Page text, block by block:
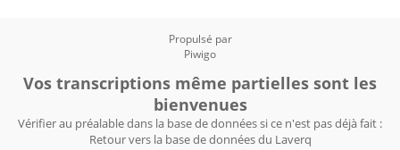
Propulsé par
Piwigo
Vos transcriptions même partielles sont les
bienvenues
Vérifier au préalable dans la base de données si ce n'est pas déjà fait :
Retour vers la base de données du Laverq